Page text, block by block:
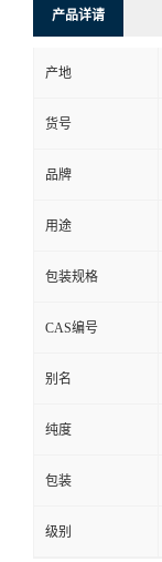
产品详请
产地
货号
品牌
用途
包装规格
CAS编号
别名
纯度
包装
级别